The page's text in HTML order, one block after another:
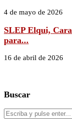
4 de mayo de 2026
SLEP Elqui,
para...
16 de abril de 2026
Buscar